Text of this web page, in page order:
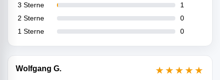
3 Sterne
1
2 Sterne
0
1 Sterne
0
Wolfgang G. ★★★★★